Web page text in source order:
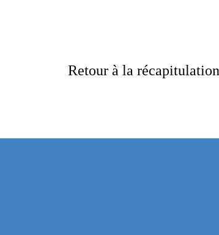
Retour à la